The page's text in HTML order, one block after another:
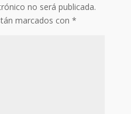
no será publicada.
marcados con *